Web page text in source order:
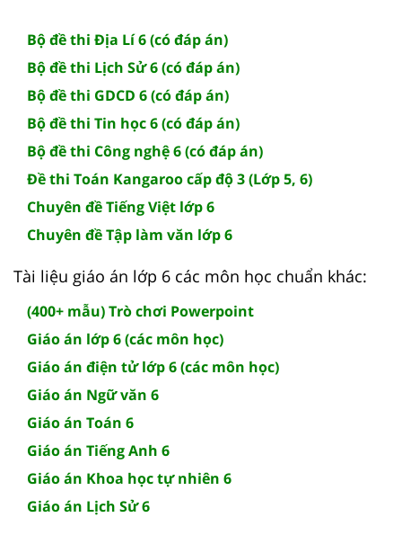
Bộ đề thi Địa Lí 6 (có đáp án)
Bộ đề thi Lịch Sử 6 (có đáp án)
Bộ đề thi GDCD 6 (có đáp án)
Bộ đề thi Tin học 6 (có đáp án)
Bộ đề thi Công nghệ 6 (có đáp án)
Đề thi Toán Kangaroo cấp độ 3 (Lớp 5, 6)
Chuyên đề Tiếng Việt lớp 6
Chuyên đề Tập làm văn lớp 6
Tài liệu giáo án lớp 6 các môn học chuẩn khác:
(400+ mẫu) Trò chơi Powerpoint
Giáo án lớp 6 (các môn học)
Giáo án điện tử lớp 6 (các môn học)
Giáo án Ngữ văn 6
Giáo án Toán 6
Giáo án Tiếng Anh 6
Giáo án Khoa học tự nhiên 6
Giáo án Lịch Sử 6